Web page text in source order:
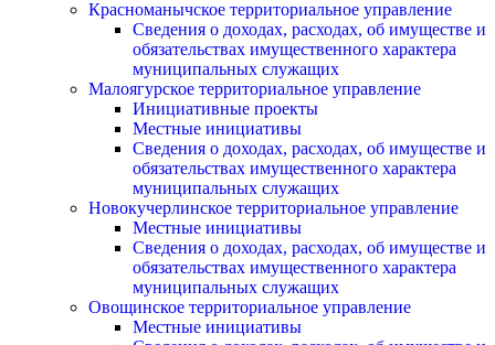
Красноманычское территориальное управление
Сведения о доходах, расходах, об имуществе и
обязательствах имущественного характера
муниципальных служащих
Малоягурское территориальное управление
Инициативные проекты
Местные инициативы
Сведения о доходах, расходах, об имуществе и
обязательствах имущественного характера
муниципальных служащих
Новокучерлинское территориальное управление
Местные инициативы
Сведения о доходах, расходах, об имуществе и
обязательствах имущественного характера
муниципальных служащих
Овощинское территориальное управление
Местные инициативы